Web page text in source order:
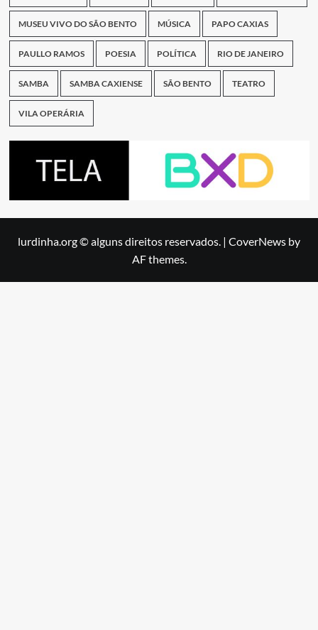
MUSEU VIVO DO SÃO BENTO MÚSICA PAPO CAXIAS
PAULLO RAMOS POESIA POLÍTICA RIO DE JANEIRO
SAMBA SAMBA CAXIENSE SÃO BENTO TEATRO
VILA OPERÁRIA
lurdinha.org © alguns direitos reservados. | CoverNews by
AF themes.